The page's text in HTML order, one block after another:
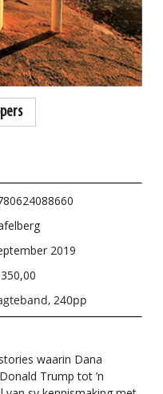
2019
240pp
waarin Dana
Trump tot ’n